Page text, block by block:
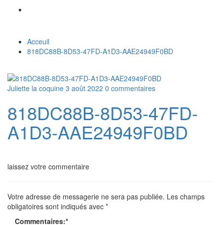
Acceuil
818DC88B-8D53-47FD-A1D3-AAE24949F0BD
Juliette la coquine 3 août 2022 0 commentaires
818DC88B-8D53-47FD-
A1D3-AAE24949F0BD
laissez votre commentaire
Votre adresse de messagerie ne sera pas publiée. Les champs
obligatoires sont indiqués avec *
Commentaires:*